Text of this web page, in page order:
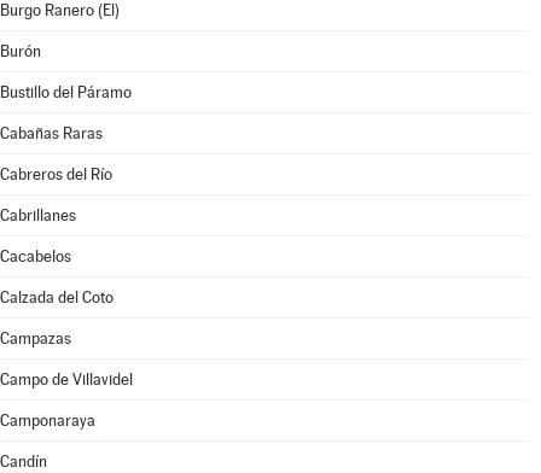
Burgo Ranero (El)
Burón
Bustillo del Páramo
Cabañas Raras
Cabreros del Río
Cabrillanes
Cacabelos
Calzada del Coto
Campazas
Campo de Villavidel
Camponaraya
Candín